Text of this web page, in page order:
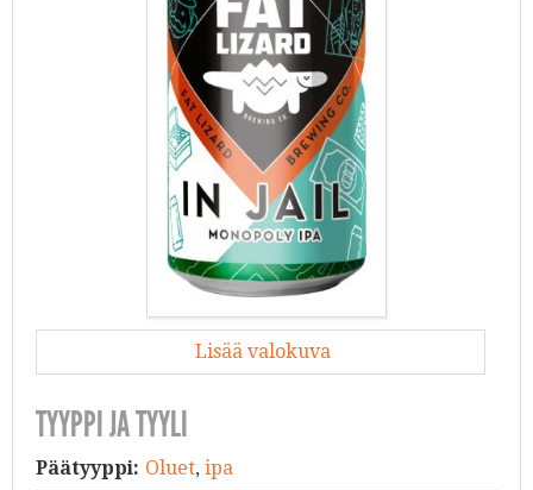
Lisää valokuva
TYYPPI JA TYYLI
Päätyyppi: Oluet, ipa